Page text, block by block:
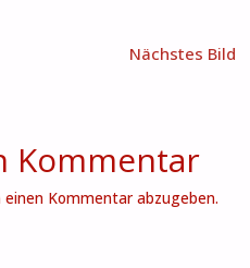
Nächstes Bild
Kommentar
Kommentar abzugeben.